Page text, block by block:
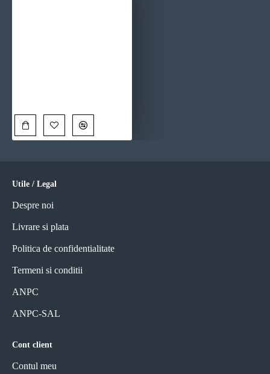
Utile / Legal
Despre noi
Livrare si plata
Politica de confidentialitate
Termeni si conditii
ANPC
ANPC-SAL
Cont client
Contul meu